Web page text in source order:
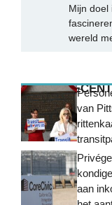
Mijn doel
wereld
MEEST RECENT
van
aan